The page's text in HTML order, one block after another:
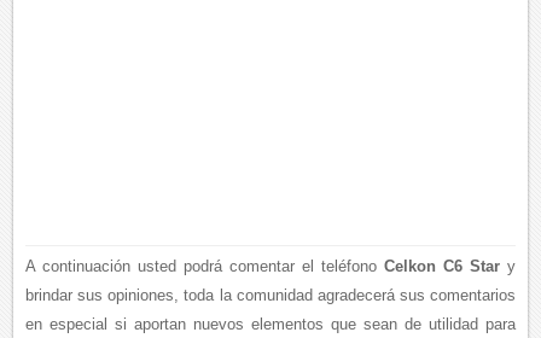
A continuación usted podrá comentar el teléfono Celkon C6 Stary
brindar sus opiniones, toda la comunidad agradecerá sus comentarios
en especial si aportan nuevos elementos que sean de utilidad para